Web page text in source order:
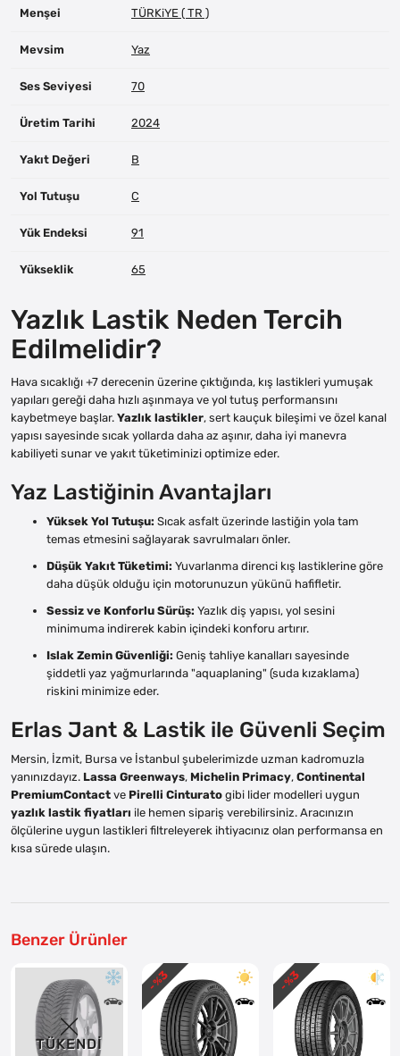
Menşei TÜRKiYE ( TR )
Mevsim Yaz
Ses Seviyesi 70
Üretim Tarihi 2024
Yakıt Değeri B
Yol Tutuşu C
Yük Endeksi 91
Yükseklik 65
Yazlık Lastik Neden Tercih
Edilmelidir?
Hava sıcaklığı +7 derecenin üzerine çıktığında, kış lastikleri yumuşak
yapıları gereği daha hızlı aşınmaya ve yol tutuş performansını
kaybetmeye başlar. Yazlık lastikler, sert kauçuk bileşimi ve özel kanal
yapısı sayesinde sıcak yollarda daha az aşınır, daha iyi manevra
kabiliyeti sunar ve yakıt tüketiminizi optimize eder.
Yaz Lastiğinin Avantajları
Yüksek Yol Tutuşu: Sıcak asfalt üzerinde lastiğin yola tam
temas etmesini sağlayarak savrulmaları önler.
Düşük Yakıt Tüketimi: Yuvarlanma direnci kış lastiklerine göre
daha düşük olduğu için motorunuzun yükünü hafifletir.
Sessiz ve Konforlu Sürüş: Yazlık diş yapısı, yol sesini
minimuma indirerek kabin içindeki konforu artırır.
Islak Zemin Güvenliği: Geniş tahliye kanalları sayesinde
şiddetli yaz yağmurlarında "aquaplaning" (suda kızaklama)
riskini minimize eder.
Erlas Jant & Lastik ile Güvenli Seçim
Mersin, İzmit, Bursa ve İstanbul şubelerimizde uzman kadromuzla
yanınızdayız. Lassa Greenways, Michelin Primacy, Continental
PremiumContact ve Pirelli Cinturato gibi lider modelleri uygun
yazlık lastik fiyatları ile hemen sipariş verebilirsiniz. Aracınızın
ölçülerine uygun lastikleri filtreleyerek ihtiyacınız olan performansa en
kısa sürede ulaşın.
Benzer Ürünler
TÜKENDI
- %
3 - %
3